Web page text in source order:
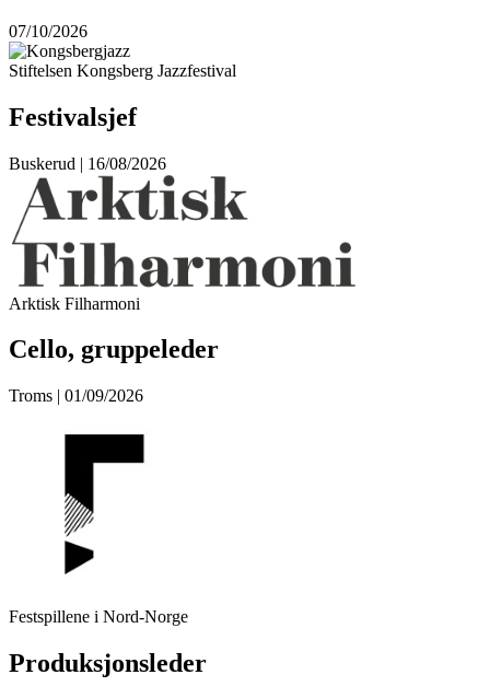
07/10/2026
Stiftelsen Kongsberg Jazzfestival
Festivalsjef
Buskerud | 16/08/2026
Arktisk Filharmoni
Cello, gruppeleder
Troms | 01/09/2026
Festspillene i Nord-Norge
Produksjonsleder